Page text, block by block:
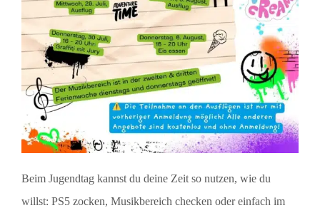
Beim Jugendtag kannst du deine Zeit so nutzen, wie du
willst: PS5 zocken, Musikbereich checken oder einfach im